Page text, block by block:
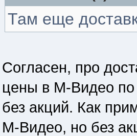
Там еще
Согласен, про
цены в М-Видео
без акций. Как
М-Видео, но без